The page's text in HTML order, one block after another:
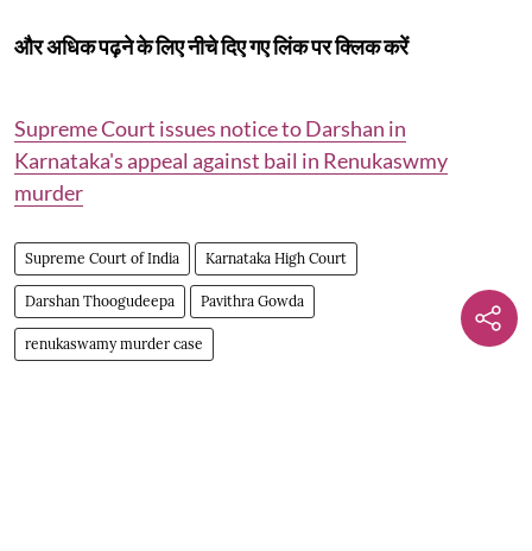
और अधिक पढ़ने के लिए नीचे दिए गए लिंक पर क्लिक करें
Supreme Court issues notice to Darshan in
Karnataka's appeal against bail in Renukaswmy
murder
Supreme Court of India Karnataka High Court
Darshan Thoogudeepa Pavithra Gowda
renukaswamy murder case